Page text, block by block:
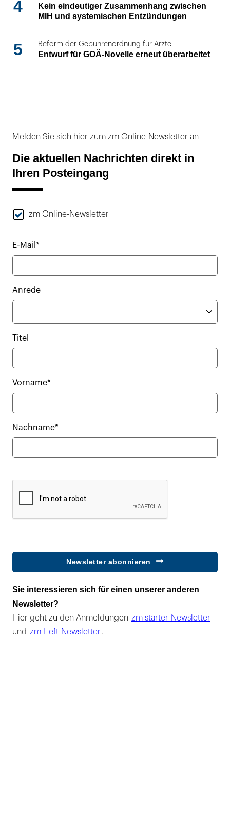
4
Kein eindeutiger Zusammenhang zwischen
MIH und systemischen Entzündungen
5 Reform der Gebührenordnung für Ärzte
Entwurf für GOÄ-Novelle erneut überarbeitet
Melden Sie sich hier zum zm Online-Newsletter an
Die aktuellen Nachrichten direkt in
Ihren Posteingang
zm Online-Newsletter
E-Mail*
Anrede
Titel
Vorname*
Nachname*
Newsletter abonnieren
Sie interessieren sich für einen unserer anderen
Newsletter?
Hier geht zu den Anmeldungen zm starter-Newsletter
und zm Heft-Newsletter .